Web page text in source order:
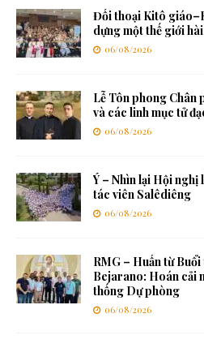
Đối thoại Kitô
dựng một thế giới
06/08/2026
Lễ Tôn phong Chân
và các linh mục tử
06/08/2026
Ý – Nhìn lại Hội nghị
tác viên Salêdiêng
06/08/2026
RMG – Huấn từ
Bejarano: Hoán cải
thống Dự phòng
06/08/2026